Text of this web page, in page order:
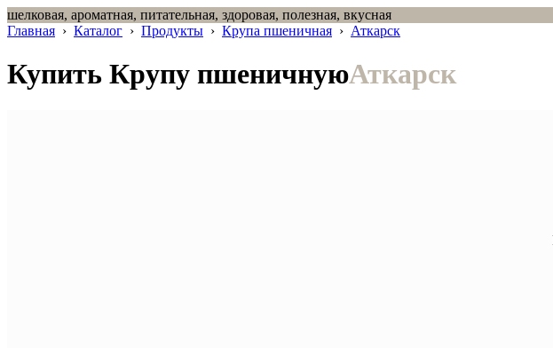
шелковая, ароматная, питательная, здоровая, полезная, вкусная
Главная › Каталог › Продукты › Крупа пшеничная › Аткарск
Купить Крупу пшеничнуюАткарск